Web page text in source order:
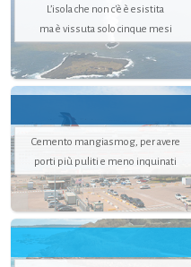
L’isola che non c'è è esistita
ma è vissuta solo cinque mesi
Cemento mangiasmog, per avere
porti più puliti e meno inquinati